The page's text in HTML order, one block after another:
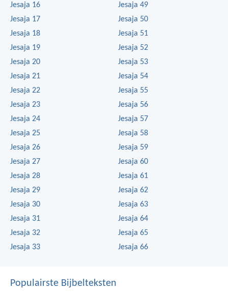
Jesaja 16
Jesaja 17
Jesaja 18
Jesaja 19
Jesaja 20
Jesaja 21
Jesaja 22
Jesaja 23
Jesaja 24
Jesaja 25
Jesaja 26
Jesaja 27
Jesaja 28
Jesaja 29
Jesaja 30
Jesaja 31
Jesaja 32
Jesaja 33
Jesaja 49
Jesaja 50
Jesaja 51
Jesaja 52
Jesaja 53
Jesaja 54
Jesaja 55
Jesaja 56
Jesaja 57
Jesaja 58
Jesaja 59
Jesaja 60
Jesaja 61
Jesaja 62
Jesaja 63
Jesaja 64
Jesaja 65
Jesaja 66
Populairste Bijbelteksten